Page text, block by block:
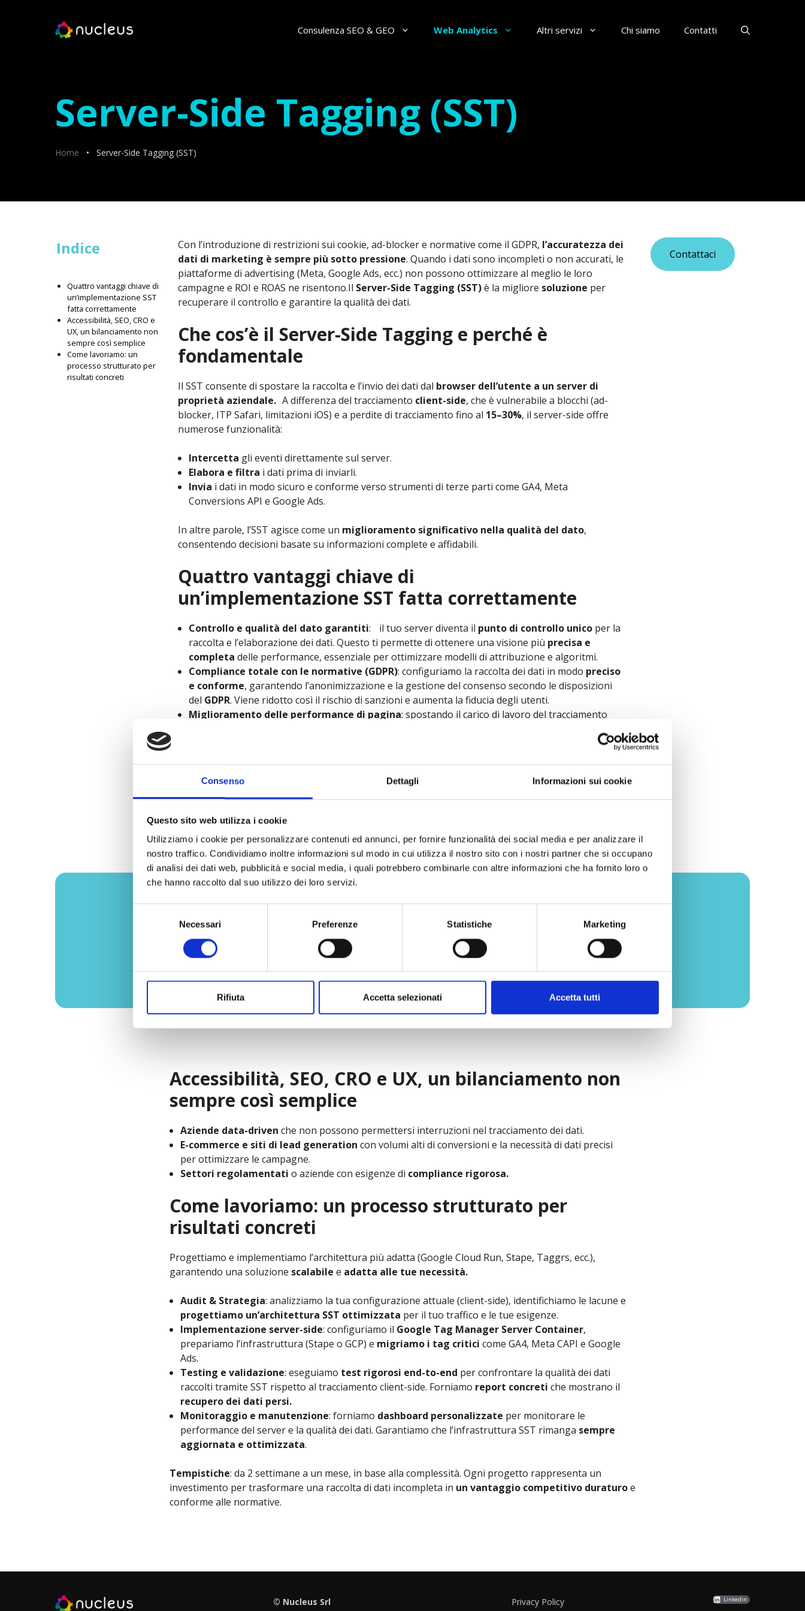
Consenso Dettagli Informazioni sui cookie
Questo sito web utilizza i cookie
Utilizziamo i cookie per personalizzare contenuti ed annunci, per fornire funzionalità dei social media e per analizzare il
nostro traffico. Condividiamo inoltre informazioni sul modo in cui utilizza il nostro sito con i nostri partner che si occupano
di analisi dei dati web, pubblicità e social media, i quali potrebbero combinarle con altre informazioni che ha fornito loro o
che hanno raccolto dal suo utilizzo dei loro servizi.
Necessari Preferenze Statistiche Marketing
Rifiuta Accetta selezionati Accetta tutti
Consulenza SEO & GEO Web Analytics Altri servizi Chi siamo Contatti
Server-Side Tagging (SST)
Home • Server-Side Tagging (SST)
Indice
Quattro vantaggi chiave di
un’implementazione SST
fatta correttamente
Accessibilità, SEO, CRO e
UX, un bilanciamento non
sempre così semplice
Come lavoriamo: un
processo strutturato per
risultati concreti
Con l’introduzione di restrizioni sui cookie, ad-blocker e normative come il GDPR, l’accuratezza dei
dati di marketing è sempre più sotto pressione. Quando i dati sono incompleti o non accurati, le
piattaforme di advertising (Meta, Google Ads, ecc.) non possono ottimizzare al meglio le loro
campagne e ROI e ROAS ne risentono.Il Server-Side Tagging (SST)è la migliore soluzione per
recuperare il controllo e garantire la qualità dei dati.
Che cos’è il Server-Side Tagging e perché è
fondamentale
Il SST consente di spostare la raccolta e l’invio dei dati dal browser dell’utente a un server di
proprietà aziendale. A differenza del tracciamento client-side, che è vulnerabile a blocchi (ad-
blocker, ITP Safari, limitazioni iOS) e a perdite di tracciamento fino al 15–30%, il server-side offre
numerose funzionalità:
Intercetta gli eventi direttamente sul server.
Elabora e filtra i dati prima di inviarli.
Invia i dati in modo sicuro e conforme verso strumenti di terze parti come GA4, Meta
Conversions API e Google Ads.
In altre parole, l’SST agisce come un miglioramento significativo nella qualità del dato,
consentendo decisioni basate su informazioni complete e affidabili.
Quattro vantaggi chiave di
un’implementazione SST fatta correttamente
Controllo e qualità del dato garantiti: il tuo server diventa il punto di controllo unico per la
raccolta e l’elaborazione dei dati. Questo ti permette di ottenere una visione più precisa e
completa delle performance, essenziale per ottimizzare modelli di attribuzione e algoritmi.
Compliance totale con le normative (GDPR): configuriamo la raccolta dei dati in modo preciso
e conforme, garantendo l’anonimizzazione e la gestione del consenso secondo le disposizioni
del GDPR. Viene ridotto così il rischio di sanzioni e aumenta la fiducia degli utenti.
Miglioramento delle performance di pagina: spostando il carico di lavoro del tracciamento
(Core Web Vitals), con un impatto positivo
ad-blocker,si recupera un numero maggiore di dati
, migliorando la qualità dei segnali inviati
agli algoritmi di bidding. Ciò si traduce inmigliori performance e un ROI più altoper le tue
campagne pubblicitarie.
Contattaci
Possiamo aiutarti a raggiungerei tuoi obiettivi
Accessibilità, SEO, CRO e UX, un bilanciamento non
sempre così semplice
Aziende data-driven che non possono permettersi interruzioni nel tracciamento dei dati.
E-commerce e siti di lead generation con volumi alti di conversioni e la necessità di dati precisi
per ottimizzare le campagne.
Settori regolamentati o aziende con esigenze di compliance rigorosa.
Come lavoriamo: un processo strutturato per
risultati concreti
Progettiamo e implementiamo l’architettura più adatta (Google Cloud Run, Stape, Taggrs, ecc.),
garantendo una soluzione scalabile e adatta alle tue necessità.
Audit & Strategia: analizziamo la tua configurazione attuale (client-side), identifichiamo le lacune e
progettiamo un’architettura SST ottimizzata per il tuo traffico e le tue esigenze.
Implementazione server-side: configuriamo il Google Tag Manager Server Container,
prepariamo l’infrastruttura (Stape o GCP) e migriamo i tag critici come GA4, Meta CAPI e Google
Ads.
Testing e validazione: eseguiamo test rigorosi end-to-end per confrontare la qualità dei dati
raccolti tramite SST rispetto al tracciamento client-side. Forniamo report concreti che mostrano il
recupero dei dati persi.
Monitoraggio e manutenzione: forniamo dashboard personalizzate per monitorare le
performance del server e la qualità dei dati. Garantiamo che l’infrastruttura SST rimanga sempre
aggiornata e ottimizzata.
Tempistiche: da 2 settimane a un mese, in base alla complessità. Ogni progetto rappresenta un
investimento per trasformare una raccolta di dati incompleta in un vantaggio competitivo duraturoe
conforme alle normative.
© Nucleus Srl
Privacy Policy
Linkedin